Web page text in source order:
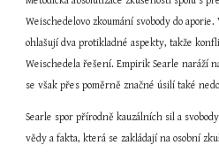
Weischedelovo zkoumání svobody do
ohlašují dva protikladné aspekty, takže
Weischedela řešení. Empirik Searle naráží
se však přes poměrně značné úsilí také
Searle spor přírodně kauzálních sil a
vědy a fakta, která se zakládají na osobní